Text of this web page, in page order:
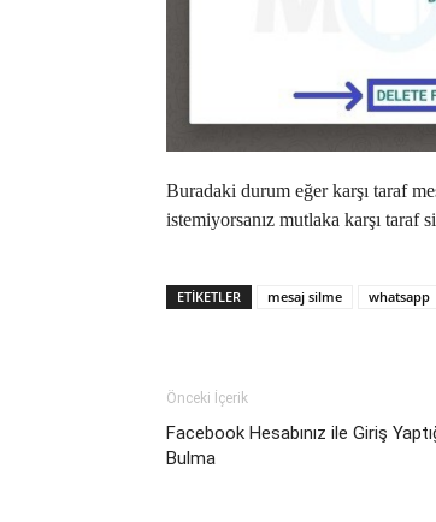
Buradaki durum eğer karşı taraf
istemiyorsanız mutlaka karşı taraf
ETIKETLER mesaj silme whatsapp
Önceki İçerik
Facebook Hesabınız ile Giriş
Bulma